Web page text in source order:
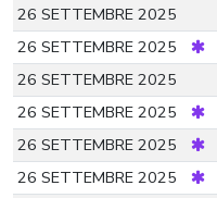
26 SETTEMBRE 2025
26 SETTEMBRE 2025
26 SETTEMBRE 2025
26 SETTEMBRE 2025
26 SETTEMBRE 2025
26 SETTEMBRE 2025